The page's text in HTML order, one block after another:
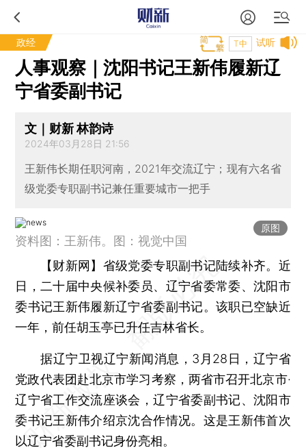
政经 试听
T中
人事观察｜沈阳书记王新伟履新辽
宁省委副书记
文｜财新 林韵诗
2024年03月28日 21:56
王新伟长期任职河南，2021年交流辽宁；现有六名省
级党委专职副书记兼任重要城市一把手
原图
资料图：王新伟。图：视觉中国
【财新网】 省级党委专职副书记陆续补齐。近
日，二十届中央候补委员、辽宁省委常委、沈阳市
委书记王新伟履新辽宁省委副书记。该职已空缺近
一年，前任胡玉亭已升任吉林省长。
据辽宁卫视辽宁新闻消息，3月28日，辽宁省
党政代表团赴北京市学习考察，两省市召开北京市·
辽宁省工作交流座谈会，辽宁省委副书记、沈阳市
委书记王新伟介绍京沈合作情况。这是王新伟首次
以辽宁省委副书记身份亮相。